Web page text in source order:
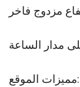
مزدوج فاخر
مدار الساعة
مميزات الموقع: